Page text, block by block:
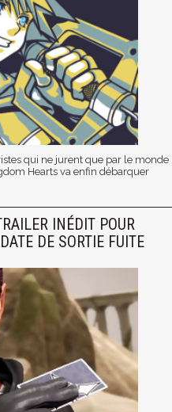
qui ne jurent que par le monde
Hearts va enfin débarquer
INÉDIT POUR
DE SORTIE FUITE